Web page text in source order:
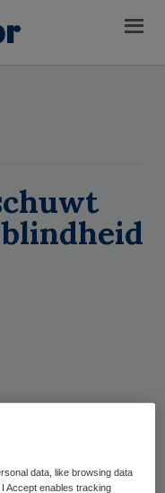
blind te
Het zijn
data, like browsing data
Accept enables tracking